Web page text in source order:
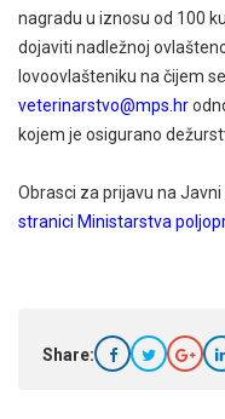
nagradu u iznosu od 100
dojaviti nadležnoj
lovoovlašteniku na čijem
veterinarstvo@mps.hr
kojem je osigurano
Obrasci za prijavu na
stranici Ministarstva
Share: